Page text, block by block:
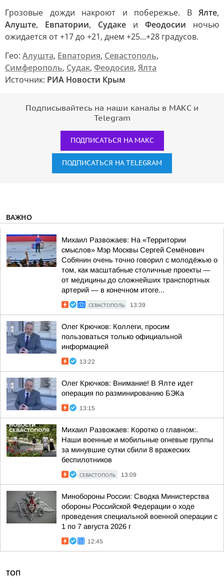
Грозовые дожди накроют и побережье. В Ялте,
Алуште, Евпатории, Судаке и Феодосии ночью
ожидается от +17 до +21, днем +25...+28 градусов.
Гео: Алушта, Евпатория, Севастополь,
Симферополь, Судак, Феодосия, Ялта
Источник: РИА Новости Крым
Подписывайтесь на наши каналы в МАКС и
Telegram
ПОДПИСАТЬСЯ НА МАКС
ПОДПИСАТЬСЯ НА TELEGRAM
ВАЖНО
Михаил Развожаев: На «Территории
смыслов» Мэр Москвы Сергей Семёнович
Собянин очень точно говорил с молодёжью о
том, как масштабные столичные проекты —
от медицины до сложнейших транспортных
артерий — в конечном итоге...
СЕВАСТОПОЛЬ 13:39
Олег Крючков: Коллеги, просим
пользоваться только официальной
информацией
13:22
Олег Крючков: Внимание! В Ялте идет
операция по разминированию БЭКа
13:15
Михаил Развожаев: Коротко о главном:.
Наши военные и мобильные огневые группы
за минувшие сутки сбили 8 вражеских
беспилотников
СЕВАСТОПОЛЬ 13:09
Минобороны России: Сводка Министерства
обороны Российской Федерации о ходе
проведения специальной военной операции с
1 по 7 августа 2026 г
12:45
ТОП